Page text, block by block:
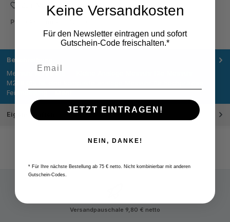
Zum Merkzettel hinzufügen
Produktnummer:
Beschreibung
Messuhr M208.015 — Kleine Analoge Messuhr Die Messuhr
M208.015 ist eine kompakte analoge Messuhr für hochpräzise
Feinmessung…
Eigenschaften
Versandpauschale 9,80 € netto
Keine Versandkosten
Für den Newsletter eintragen und sofort
Gutschein-Code freischalten.*
JETZT EINTRAGEN!
NEIN, DANKE!
* Für Ihre nächste Bestellung ab 75 € netto. Nicht kombinierbar mit anderen
Gutschein-Codes.